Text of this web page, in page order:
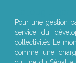
Pour une gestion
service du
collectivités Le
comme une